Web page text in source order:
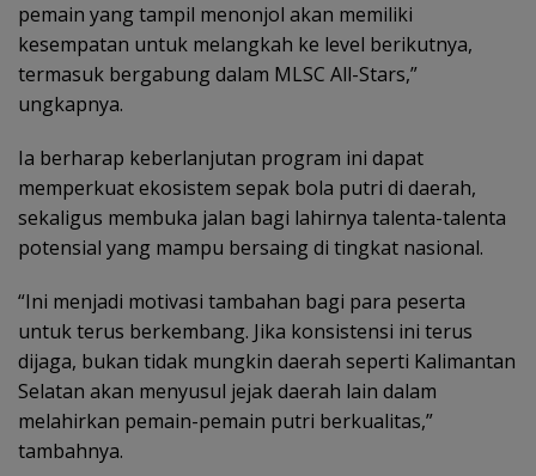
pemain yang tampil menonjol akan memiliki
kesempatan untuk melangkah ke level berikutnya,
termasuk bergabung dalam MLSC All-Stars,”
ungkapnya.
Ia berharap keberlanjutan program ini dapat
memperkuat ekosistem sepak bola putri di daerah,
sekaligus membuka jalan bagi lahirnya talenta-talenta
potensial yang mampu bersaing di tingkat nasional.
“Ini menjadi motivasi tambahan bagi para peserta
untuk terus berkembang. Jika konsistensi ini terus
dijaga, bukan tidak mungkin daerah seperti Kalimantan
Selatan akan menyusul jejak daerah lain dalam
melahirkan pemain-pemain putri berkualitas,”
tambahnya.